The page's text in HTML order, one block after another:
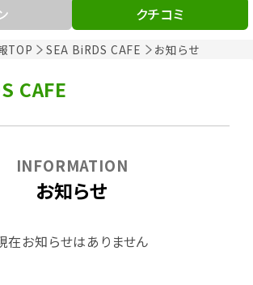
TOP SEA BiRDS CAFE お知らせ
クチコミ
CAFE
お知らせ
INFORMATION
在お知らせはありません